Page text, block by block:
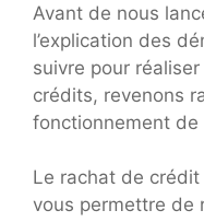
Avant de nous
l’explication des
suivre pour
crédits, revenons
fonctionnement
Le rachat de
vous permettre de